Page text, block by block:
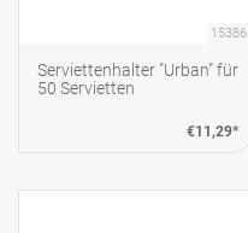
15386
Serviettenhalter "Urban" für
50 Servietten
€11,29*